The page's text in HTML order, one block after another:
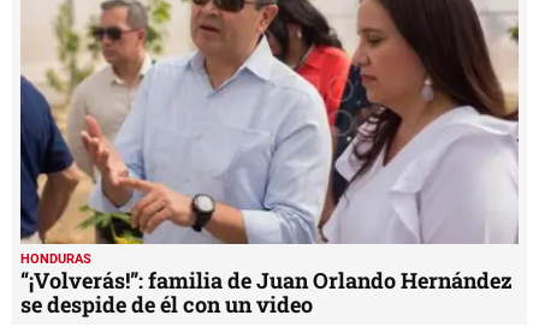
HONDURAS
“¡Volverás!”: familia de Juan Orlando Hernández
se despide de él con un video